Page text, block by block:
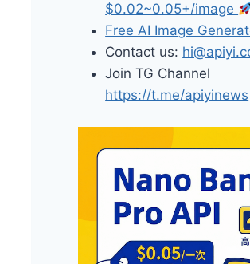
$0.02~0.05+/image
Free AI Image
Contact us:
Join TG Channel
https://t.me/apiyinews